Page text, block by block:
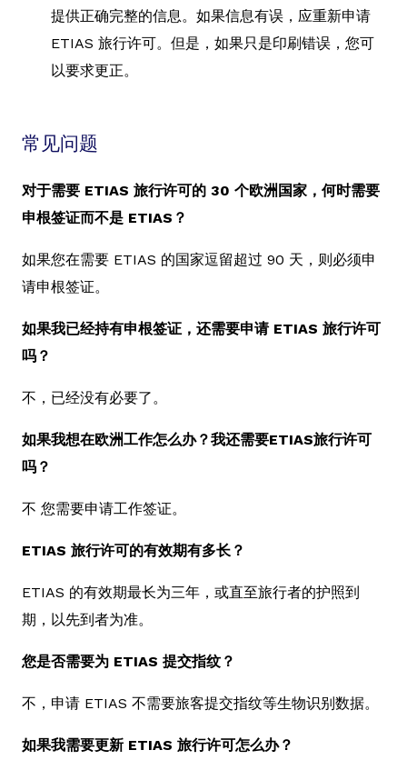
提供正确完整的信息。如果信息有误，应重新申请
ETIAS 旅行许可。但是，如果只是印刷错误，您可
以要求更正。
常见问题
对于需要 ETIAS 旅行许可的 30 个欧洲国家，何时需要
申根签证而不是 ETIAS？
如果您在需要 ETIAS 的国家逗留超过 90 天，则必须申
请申根签证。
如果我已经持有申根签证，还需要申请 ETIAS 旅行许可
吗？
不，已经没有必要了。
如果我想在欧洲工作怎么办？我还需要ETIAS旅行许可
吗？
不 您需要申请工作签证。
ETIAS 旅行许可的有效期有多长？
ETIAS 的有效期最长为三年，或直至旅行者的护照到
期，以先到者为准。
您是否需要为 ETIAS 提交指纹？
不，申请 ETIAS 不需要旅客提交指纹等生物识别数据。
如果我需要更新 ETIAS 旅行许可怎么办？